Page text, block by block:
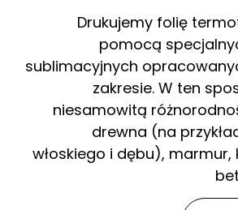
Drukujemy folię
pomocą
sublimacyjnych
zakresie. W ten
niesamowitą
drewna (na
włoskiego i dębu), marmur,